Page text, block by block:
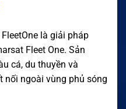
là giải pháp
Fleet One. Sản
cá, du thuyền và
nối ngoài vùng phủ sóng